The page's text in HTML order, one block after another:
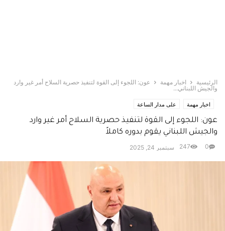
الرئيسية اخبار مهمة
عون: اللجوء إلى القوة لتنفيذ حصرية السلاح أمر غير وارد
والجيش اللبناني...
اخبار مهمة على مدار الساعة
عون: اللجوء إلى القوة لتنفيذ حصرية السلاح أمر غير وارد
والجيش اللبناني يقوم بدوره كاملاً
سبتمبر 24, 2025 0
247